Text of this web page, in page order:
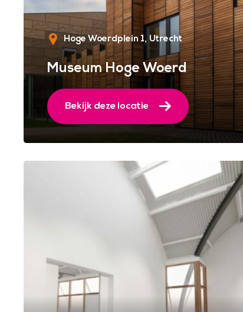
Hoge Woerdplein 1 Utrecht
Museum Hoge Woerd
Bekijk deze locatie